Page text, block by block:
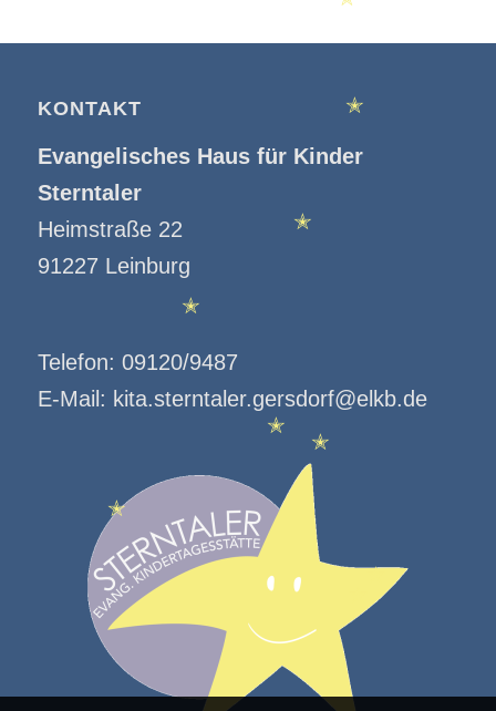
KONTAKT
Evangelisches Haus für Kinder
Sterntaler
Heimstraße 22
91227 Leinburg
Telefon: 09120/9487
E-Mail: kita.sterntaler.gersdorf@elkb.de
✭
✭
✭
✭